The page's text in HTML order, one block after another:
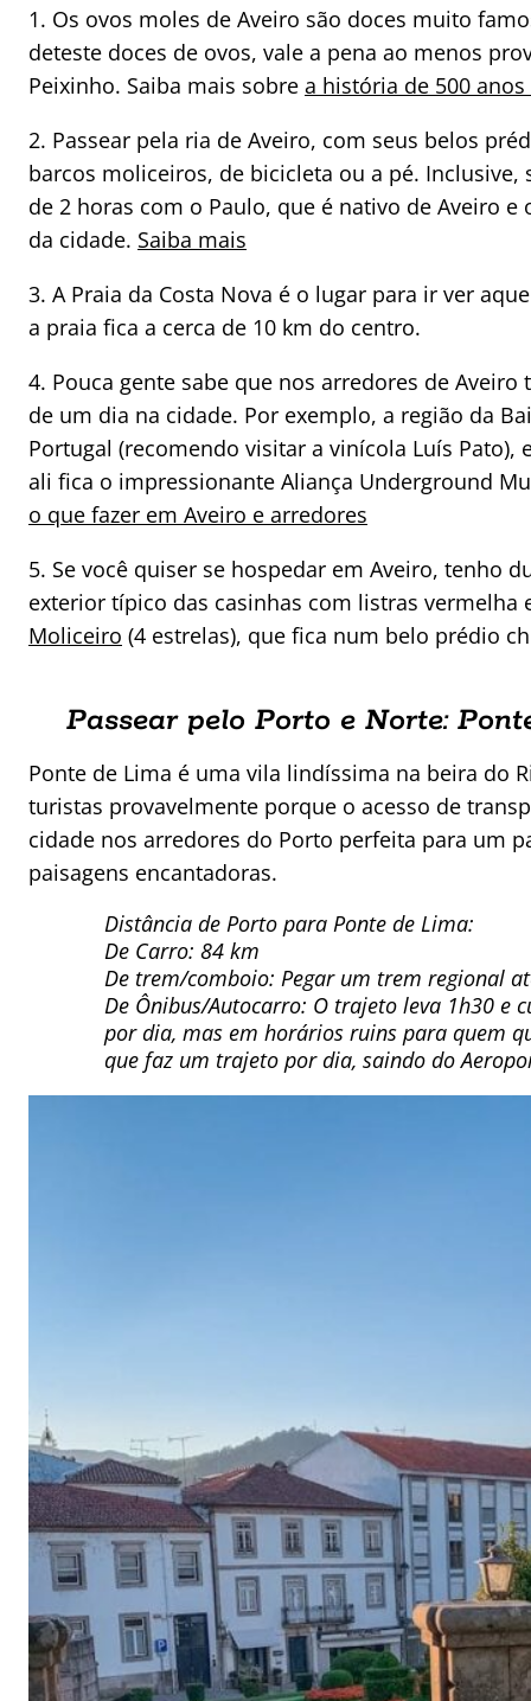
1. Os ovos moles de Aveiro são doces muito
deteste doces de ovos, vale a pena ao menos
Peixinho. Saiba mais sobre a história de 500
2. Passear pela ria de Aveiro, com seus belos
barcos moliceiros, de bicicleta ou a pé.
de 2 horas com o Paulo, que é nativo de Aveiro
da cidade. Saiba mais
3. A Praia da Costa Nova é o lugar para ir ver
a praia fica a cerca de 10 km do centro.
4. Pouca gente sabe que nos arredores de
de um dia na cidade. Por exemplo, a região da
Portugal (recomendo visitar a vinícola Luís
ali fica o impressionante Aliança Underground
o que fazer em Aveiro e arredores
5. Se você quiser se hospedar em Aveiro, tenho
exterior típico das casinhas com listras
Moliceiro (4 estrelas), que fica num belo prédio
Passear pelo Porto e Norte:
Ponte de Lima é uma vila lindíssima na beira do
turistas provavelmente porque o acesso de
cidade nos arredores do Porto perfeita para um
paisagens encantadoras.
Distância de Porto para Ponte de Lima:
De Carro: 84 km
De trem/comboio: Pegar um trem regional
De Ônibus/Autocarro: O trajeto leva 1h30 e
por dia, mas em horários ruins para quem
que faz um trajeto por dia, saindo do